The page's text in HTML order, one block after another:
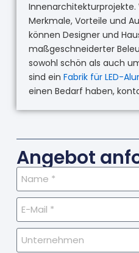
Innenarchitekturprojekte.
Merkmale, Vorteile und
können Designer und
maßgeschneiderter
sowohl schön als auch
sind ein Fabrik für LED-
einen Bedarf haben,
Angebot